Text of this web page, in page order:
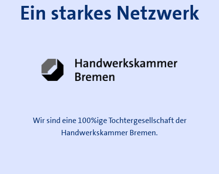
Ein starkes Netzwerk
Wir sind eine 100%ige Tochtergesellschaft der
Handwerkskammer Bremen.